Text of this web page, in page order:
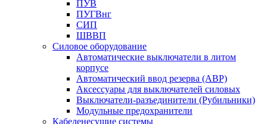
ПУВ
ПУГВнг
СИП
ШВВП
Силовое оборудование
Автоматические выключатели в литом
корпусе
Автоматический ввод резерва (АВР)
Аксессуары для выключателей силовых
Выключатели-разъединители (Рубильники)
Модульные предохранители
Кабеленесущие системы